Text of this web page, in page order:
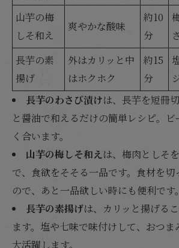
山芋の梅
しそ和え
爽やかな酸味
約10
分
長芋の素
揚げ
外はカリッと中
はホクホク
約15
分
長芋のわさび漬けは、長芋を短冊
と醤油で和えるだけの簡単レシピ。ビ
く合います。
山芋の梅しそ和えは、梅肉としそ
で、食欲をそそる一品です。食材を切
ので、あと一品欲しい時にも便利です。
長芋の素揚げは、カリッと揚げる
ます。塩や七味で味付けして、おつま
大活躍します。